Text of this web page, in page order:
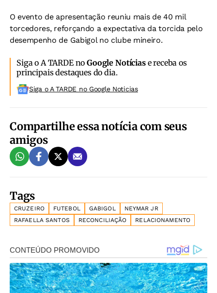
O evento de apresentação reuniu mais de 40 mil
torcedores, reforçando a expectativa da torcida pelo
desempenho de Gabigol no clube mineiro.
Siga o A TARDE noGoogle Notíciase receba os
principais destaques do dia.
Siga o A TARDE no Google Noticias
Compartilhe essa notícia com seus
amigos
Tags
CRUZEIRO FUTEBOL GABIGOL
NEYMAR JR
RAFAELLA SANTOS
RECONCILIAÇÃO RELACIONAMENTO